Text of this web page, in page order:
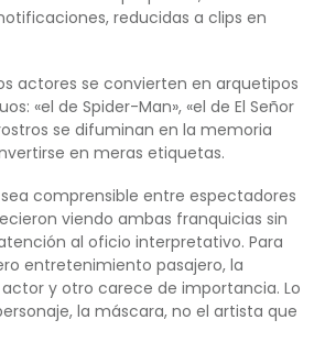
reducidas a clips en
actores se convierten en arquetipos
«el de Spider-Man», «el de El Señor
se difuminan en la memoria
en meras etiquetas.
comprensible entre espectadores
viendo ambas franquicias sin
al oficio interpretativo. Para
entretenimiento pasajero, la
y otro carece de importancia. Lo
la máscara, no el artista que